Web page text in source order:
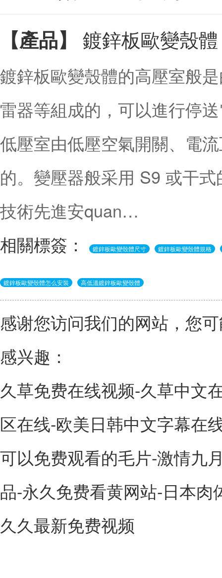
【產品】 鍍鋅板歐變殼體
鍍鋅板歐變殼體的高壓室般
雷器等組成的，可以進行停
低壓室由低壓空氣開關、電
的。變壓器般采用 S9 或干
技術先進安quan…
相關標簽：
鍍鋅板歐變殼體尺寸 鍍鋅板歐變殼體規格
鍍鋅板歐變殼體怎么安裝 高低溫鍍鋅板歐變殼體
感谢您访问我们的网站，您
感兴趣：
久草免费在线视频-久草中文
区在线-欧美日韩中文字幕在
可以免费观看的毛片-激情九
品-永久免费看黄网站-日本
久久最新免费视频